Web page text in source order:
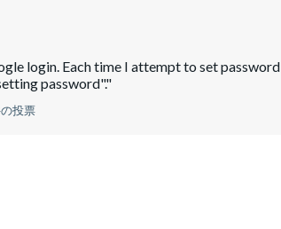
login. Each time I attempt to set password
password"."
投票